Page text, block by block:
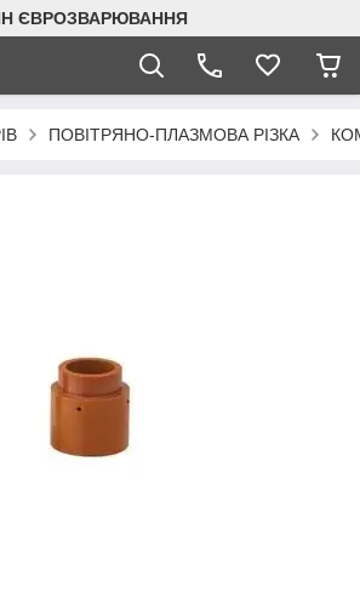
ЄВРОЗВАРЮВАННЯ
ПОВІТРЯНО-ПЛАЗМОВА РІЗКА